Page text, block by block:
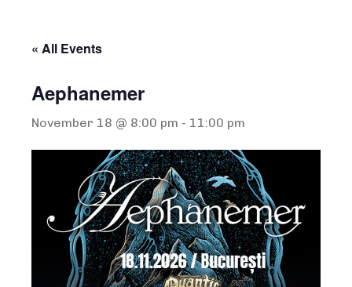
« All Events
Aephanemer
November 18 @ 8:00 pm - 11:00 pm